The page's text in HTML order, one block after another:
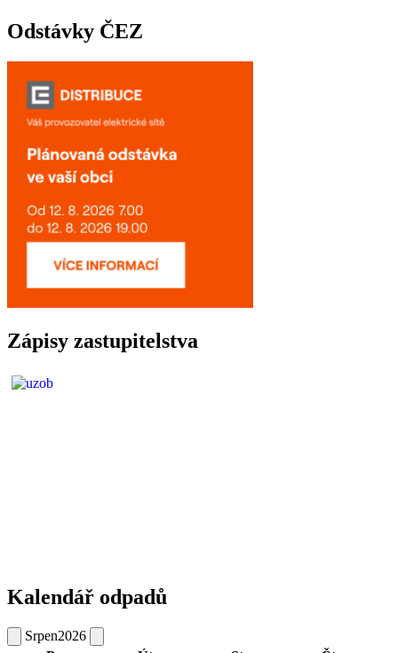
Odstávky ČEZ
Zápisy zastupitelstva
Kalendář odpadů
Srpen2026